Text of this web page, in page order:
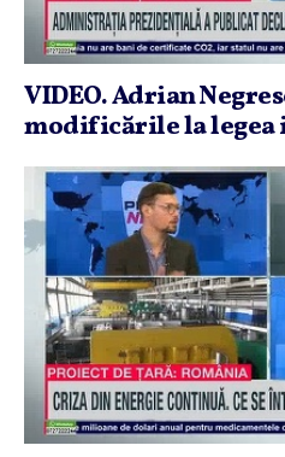
VIDEO. Adrian
modificările la